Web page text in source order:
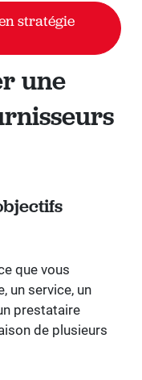
stratégie
une
que vous
un service, un
prestataire
de plusieurs